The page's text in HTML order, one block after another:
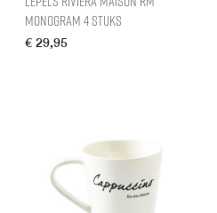
Monogram 4 stuks
€ 29,95